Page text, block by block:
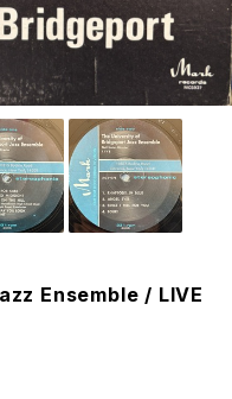
Ensemble / LIVE